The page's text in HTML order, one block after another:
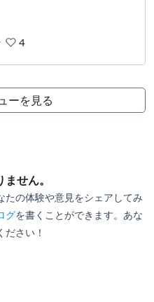
す
が
4
ーを見る
せん。
の体験や意見をシェアしてみ
グを書くことができます。あな
さい！